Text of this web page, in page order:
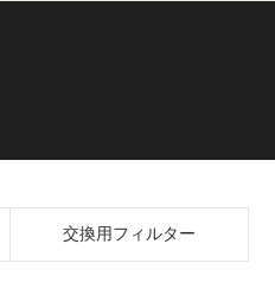
交換用フィルター